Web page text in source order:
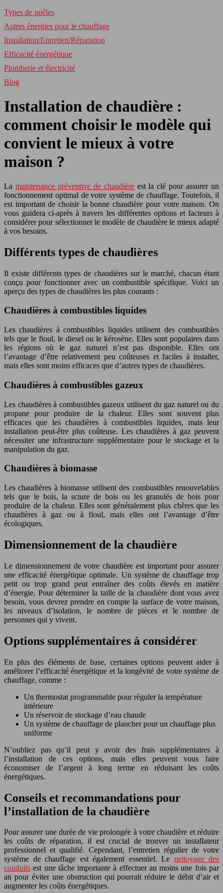
Types de poêles
Autres énergies pour le chauffage
Installation/Entretien/Réparation
Efficacité énergétique
Plomberie et électricité
Blog
Installation de chaudière :
comment choisir le modèle qui
convient le mieux à votre
maison ?
La maintenance préventive de chaudièreest la clé pour assurer un
fonctionnement optimal de votre système de chauffage. Toutefois, il
est important de choisir la bonne chaudière pour votre maison. On
vous guidera ci-après à travers les différentes options et facteurs à
considérer pour sélectionner le modèle de chaudière le mieux adapté
à vos besoins.
Différents types de chaudières
Il existe différents types de chaudières sur le marché, chacun étant
conçu pour fonctionner avec un combustible spécifique. Voici un
aperçu des types de chaudières les plus courants :
Chaudières à combustibles liquides
Les chaudières à combustibles liquides utilisent des combustibles
tels que le fioul, le diesel ou le kérosène. Elles sont populaires dans
les régions où le gaz naturel n’est pas disponible. Elles ont
l’avantage d’être relativement peu coûteuses et faciles à installer,
mais elles sont moins efficaces que d’autres types de chaudières.
Chaudières à combustibles gazeux
Les chaudières à combustibles gazeux utilisent du gaz naturel ou du
propane pour produire de la chaleur. Elles sont souvent plus
efficaces que les chaudières à combustibles liquides, mais leur
installation peut-être plus coûteuse. Les chaudières à gaz peuvent
nécessiter une infrastructure supplémentaire pour le stockage et la
manipulation du gaz.
Chaudières à biomasse
Les chaudières à biomasse utilisent des combustibles renouvelables
tels que le bois, la sciure de bois ou les granulés de bois pour
produire de la chaleur. Elles sont généralement plus chères que les
chaudières à gaz ou à fioul, mais elles ont l’avantage d’être
écologiques.
Dimensionnement de la chaudière
Le dimensionnement de votre chaudière est important pour assurer
une efficacité énergétique optimale. Un système de chauffage trop
petit ou trop grand peut entraîner des coûts élevés en matière
d’énergie. Pour déterminer la taille de la chaudière dont vous avez
besoin, vous devrez prendre en compte la surface de votre maison,
les niveaux d’isolation, le nombre de pièces et le nombre de
personnes qui y vivent.
Options supplémentaires à considérer
En plus des éléments de base, certaines options peuvent aider à
améliorer l’efficacité énergétique et la longévité de votre système de
chauffage, comme :
Un thermostat programmable pour réguler la température
intérieure
Un réservoir de stockage d’eau chaude
Un système de chauffage de plancher pour un chauffage plus
uniforme
N’oubliez pas qu’il peut y avoir des frais supplémentaires à
l’installation de ces options, mais elles peuvent vous faire
économiser de l’argent à long terme en réduisant les coûts
énergétiques.
Conseils et recommandations pour
l’installation de la chaudière
Pour assurer une durée de vie prolongée à votre chaudière et réduire
les coûts de réparation, il est crucial de trouver un installateur
professionnel et qualifié. Cependant, l’entretien régulier de votre
système de chauffage est également essentiel. Le nettoyage des
conduits est une tâche importante à effectuer au moins une fois par
an pour éviter une obstruction qui pourrait réduire le débit d’air et
augmenter les coûts énergétiques.